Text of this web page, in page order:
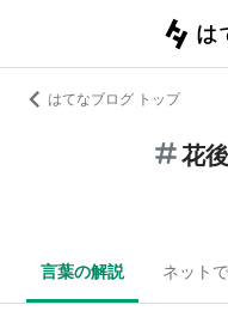
はてなブログ トップ
花
言葉の解説 ネット